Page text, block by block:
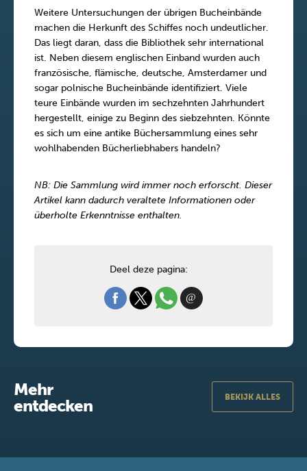
Weitere Untersuchungen der übrigen Bucheinbände
machen die Herkunft des Schiffes noch undeutlicher.
Das liegt daran, dass die Bibliothek sehr international
ist. Neben diesem englischen Einband wurden auch
französische, flämische, deutsche, Amsterdamer und
sogar polnische Bucheinbände identifiziert. Viele
teure Einbände wurden im sechzehnten Jahrhundert
hergestellt, einige zu Beginn des siebzehnten. Könnte
es sich um eine antike Büchersammlung eines sehr
wohlhabenden Bücherliebhabers handeln?
NB: Die Sammlung wird immer noch erforscht. Dieser
Artikel kann dadurch veraltete Informationen oder
überholte Erkenntnisse enthalten.
Deel deze pagina:
Mehr
entdecken
BEKIJK ALLES